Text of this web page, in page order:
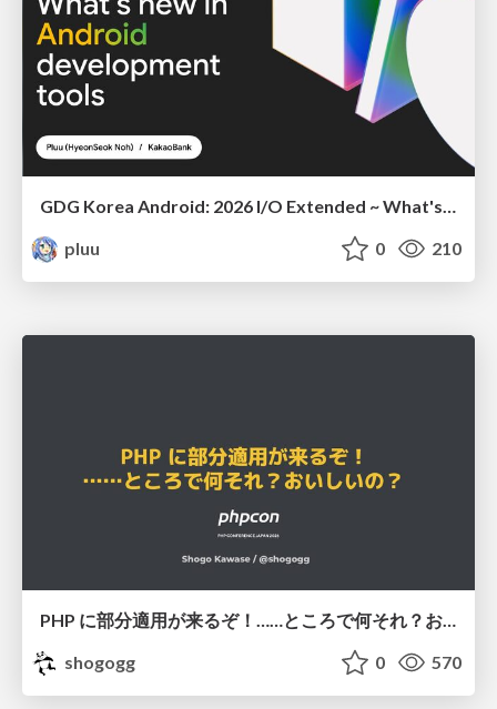
GDG Korea Android: 2026 I/O Extended ~ What's new in Android development tools
pluu
0 210
shogogg
0 570